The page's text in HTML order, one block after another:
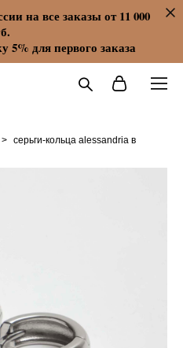
на все заказы от 11 000
5% для первого заказа
> серьги-кольца alessandria в